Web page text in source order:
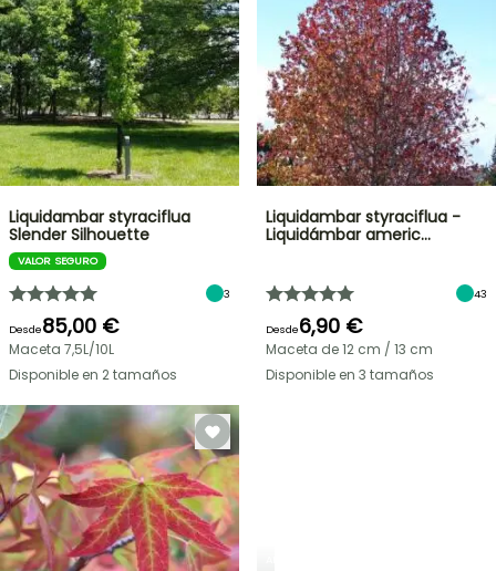
Liquidambar styraciflua
Slender Silhouette
VALOR SEGURO
3
Desde85,00 €
Maceta 7,5L/10L
Disponible en 2 tamaños
Liquidambar styraciflua -
Liquidámbar americ…
43
Desde6,90 €
Maceta de 12 cm / 13 cm
Disponible en 3 tamaños